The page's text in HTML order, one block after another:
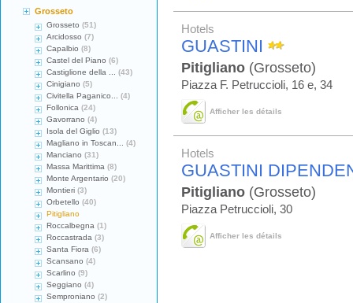
Hotels
GUASTINI
Pitigliano (Grosseto)
Piazza F. Petruccioli, 16 e, 34
Afficher les détails
Hotels
GUASTINI
Pitigliano (Grosseto)
Piazza Petruccioli, 30
Afficher les détails
Grosseto
Grosseto (51)
Arcidosso (7)
Capalbio (8)
Castel del Piano (6)
Castiglione della ...
(43)
Cinigiano (5)
Civitella Paganico...
(4)
Follonica (24)
Gavorrano (4)
Isola del Giglio (13)
Magliano in Toscan...
(4)
Manciano (31)
Massa Marittima (8)
Monte Argentario (20)
Montieri (3)
Orbetello (40)
Pitigliano
Roccalbegna (1)
Roccastrada (3)
Santa Fiora (6)
Scansano (4)
Scarlino (9)
Seggiano (4)
Semproniano (2)